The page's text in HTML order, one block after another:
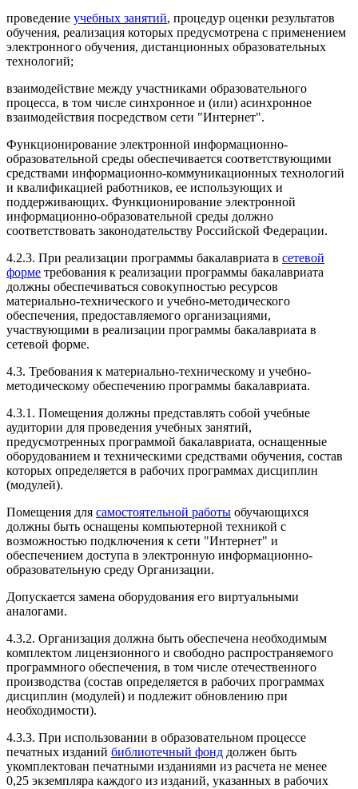
проведение учебных занятий, процедур оценки результатов
обучения, реализация которых предусмотрена с применением
электронного обучения, дистанционных образовательных
технологий;
взаимодействие между участниками образовательного
процесса, в том числе синхронное и (или) асинхронное
взаимодействия посредством сети "Интернет".
Функционирование электронной информационно-
образовательной среды обеспечивается соответствующими
средствами информационно-коммуникационных технологий
и квалификацией работников, ее использующих и
поддерживающих. Функционирование электронной
информационно-образовательной среды должно
соответствовать законодательству Российской Федерации.
4.2.3. При реализации программы бакалавриата в сетевой
форме требования к реализации программы бакалавриата
должны обеспечиваться совокупностью ресурсов
материально-технического и учебно-методического
обеспечения, предоставляемого организациями,
участвующими в реализации программы бакалавриата в
сетевой форме.
4.3. Требования к материально-техническому и учебно-
методическому обеспечению программы бакалавриата.
4.3.1. Помещения должны представлять собой учебные
аудитории для проведения учебных занятий,
предусмотренных программой бакалавриата, оснащенные
оборудованием и техническими средствами обучения, состав
которых определяется в рабочих программах дисциплин
(модулей).
Помещения для самостоятельной работы обучающихся
должны быть оснащены компьютерной техникой с
возможностью подключения к сети "Интернет" и
обеспечением доступа в электронную информационно-
образовательную среду Организации.
Допускается замена оборудования его виртуальными
аналогами.
4.3.2. Организация должна быть обеспечена необходимым
комплектом лицензионного и свободно распространяемого
программного обеспечения, в том числе отечественного
производства (состав определяется в рабочих программах
дисциплин (модулей) и подлежит обновлению при
необходимости).
4.3.3. При использовании в образовательном процессе
печатных изданий библиотечный фонд должен быть
укомплектован печатными изданиями из расчета не менее
0,25 экземпляра каждого из изданий, указанных в рабочих